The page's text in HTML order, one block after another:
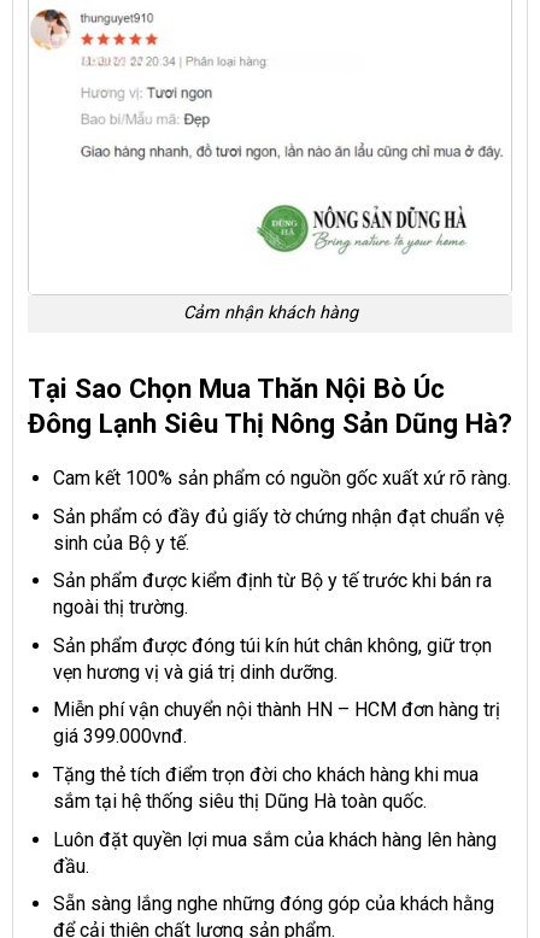
Cảm nhận khách hàng
Tại Sao Chọn Mua Thăn Nội Bò Úc
Đông Lạnh Siêu Thị Nông Sản Dũng Hà?
Cam kết 100% sản phẩm có nguồn gốc xuất xứ rõ ràng.
Sản phẩm có đầy đủ giấy tờ chứng nhận đạt chuẩn vệ
sinh của Bộ y tế.
Sản phẩm được kiểm định từ Bộ y tế trước khi bán ra
ngoài thị trường.
Sản phẩm được đóng túi kín hút chân không, giữ trọn
vẹn hương vị và giá trị dinh dưỡng.
Miễn phí vận chuyển nội thành HN – HCM đơn hàng trị
giá 399.000vnđ.
Tặng thẻ tích điểm trọn đời cho khách hàng khi mua
sắm tại hệ thống siêu thị Dũng Hà toàn quốc.
Luôn đặt quyền lợi mua sắm của khách hàng lên hàng
đầu.
Sẵn sàng lắng nghe những đóng góp của khách hằng
để cải thiện chất lượng sản phẩm.